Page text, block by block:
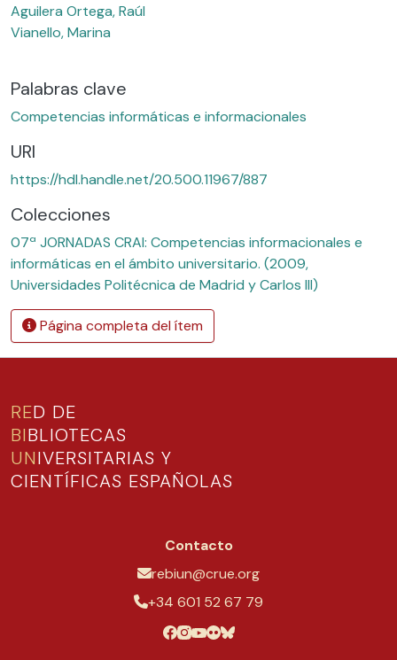
Aguilera Ortega, Raúl
Vianello, Marina
Palabras clave
Competencias informáticas e informacionales
URI
https://hdl.handle.net/20.500.11967/887
Colecciones
07ª JORNADAS CRAI: Competencias informacionales e
informáticas en el ámbito universitario. (2009,
Universidades Politécnica de Madrid y Carlos III)
Página completa del ítem
RED DE
BIBLIOTECAS
UNIVERSITARIAS Y
CIENTÍFICAS ESPAÑOLAS
Contacto
rebiun@crue.org
+34 601 52 67 79